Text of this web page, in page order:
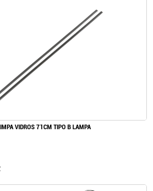
VIDROS 71CM TIPO B LAMPA